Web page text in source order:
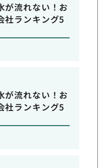
が流れない！お
社ランキング5
が流れない！お
社ランキング5